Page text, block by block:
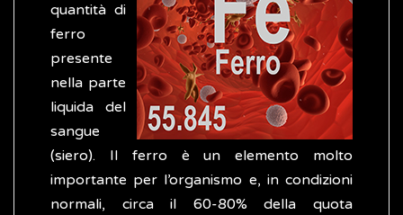
quantità di
ferro
presente
nella parte
liquida del
sangue
(siero). Il ferro è un elemento molto
importante per l’organismo e, in condizioni
normali, circa il 60-80% della quota